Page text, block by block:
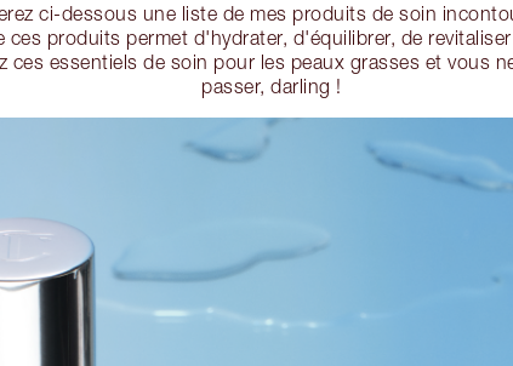
ci-dessous une liste de mes produits de soin
ces produits permet d'hydrater, d'équilibrer, de
ces essentiels de soin pour les peaux grasses et vous
passer, darling !